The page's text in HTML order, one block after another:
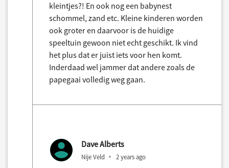
kleintjes?! En ook nog een babynest
schommel, zand etc. Kleine kinderen worden
ook groter en daarvoor is de huidige
speeltuin gewoon niet echt geschikt. Ik vind
het plus dat er juist iets voor hen komt.
Inderdaad wel jammer dat andere zoals de
papegaai volledig weg gaan.
Dave Alberts
Nije Veld 2 years ago